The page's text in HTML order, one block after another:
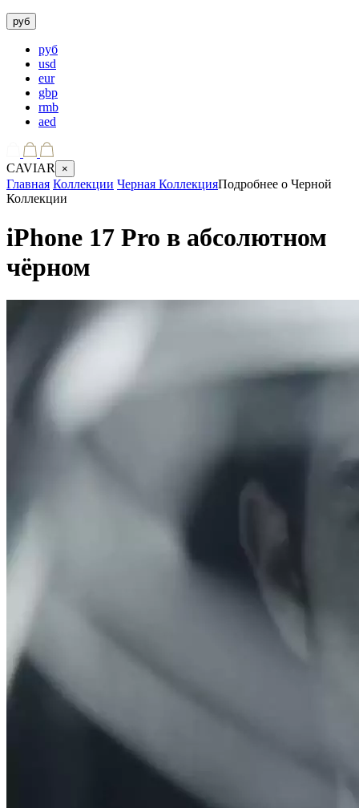
руб
руб
usd
eur
gbp
rmb
aed
CAVIAR ×
Главная Коллекции Черная КоллекцияПодробнее о Черной
Коллекции
iPhone 17 Pro в абсолютном
чёрном